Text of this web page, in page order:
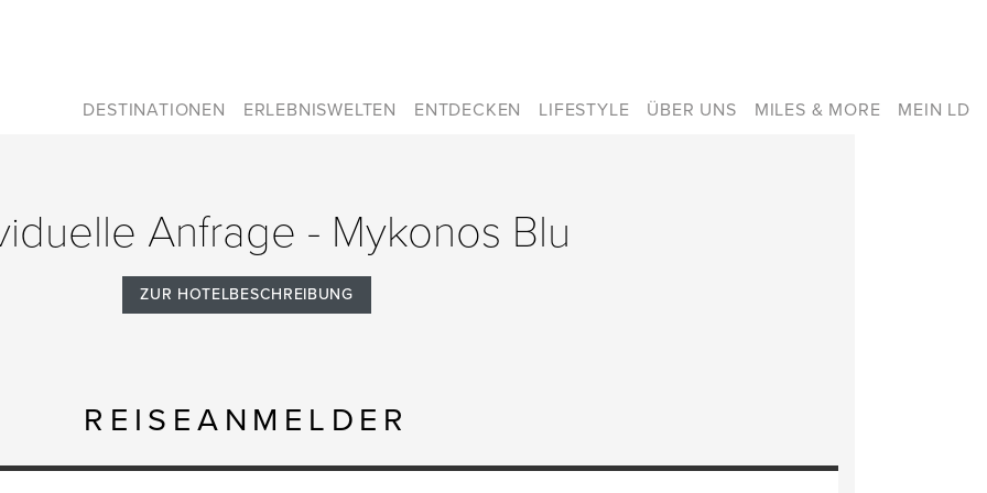
DESTINATIONEN ERLEBNISWELTEN ENTDECKEN LIFESTYLE ÜBER UNS MILES & MORE MEIN LD
Anfrage - Mykonos Blu
ZUR HOTELBESCHREIBUNG
REISEANMELDER